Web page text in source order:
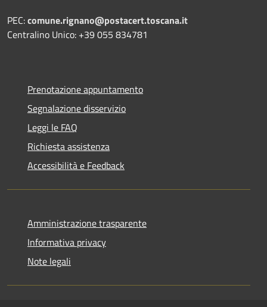
PEC:comune.rignano@postacert.toscana.it
Centralino Unico: +39 055 834781
Prenotazione appuntamento
Segnalazione disservizio
Leggi le FAQ
Richiesta assistenza
Accessibilità e Feedback
Amministrazione trasparente
Informativa privacy
Note legali